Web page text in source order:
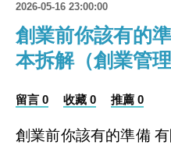
2026-05-16 23:00:00
創業前你該有的
本拆解（創業管理
留言 0 收藏 0 推薦 0
創業前你該有的準備